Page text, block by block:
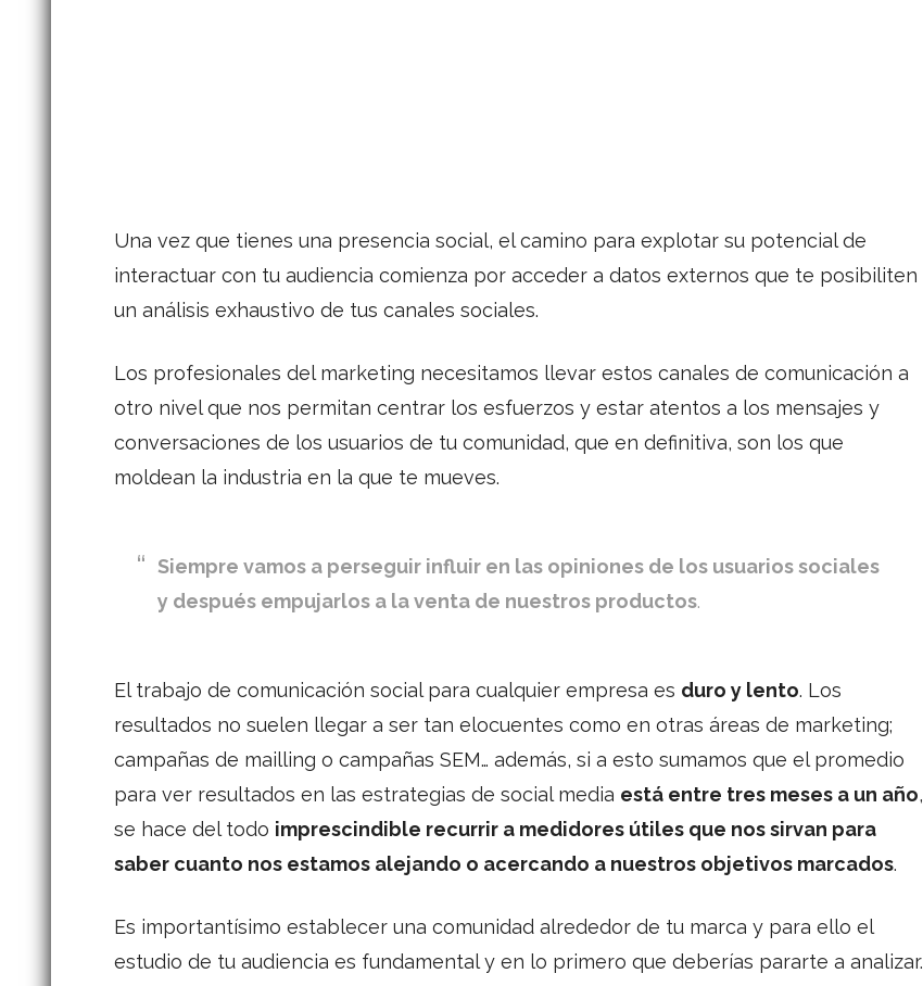
Una vez que tienes una presencia social, el camino para explotar su potencial de
interactuar con tu audiencia comienza por acceder a datos externos que te posibiliten
un análisis exhaustivo de tus canales sociales.
Los profesionales del marketing necesitamos llevar estos canales de comunicación a
otro nivel que nos permitan centrar los esfuerzos y estar atentos a los mensajes y
conversaciones de los usuarios de tu comunidad, que en definitiva, son los que
moldean la industria en la que te mueves.
Siempre vamos a perseguir influir en las opiniones de los usuarios sociales
y después empujarlos a la venta de nuestros productos.
El trabajo de comunicación social para cualquier empresa es duro y lento. Los
resultados no suelen llegar a ser tan elocuentes como en otras áreas de marketing;
campañas de mailling o campañas SEM… además, si a esto sumamos que el promedio
para ver resultados en las estrategias de social media está entre tres meses a un año,
se hace del todo imprescindible recurrir a medidores útiles que nos sirvan para
saber cuanto nos estamos alejando o acercando a nuestros objetivos marcados.
Es importantísimo establecer una comunidad alrededor de tu marca y para ello el
estudio de tu audiencia es fundamental y en lo primero que deberías pararte a analizar.